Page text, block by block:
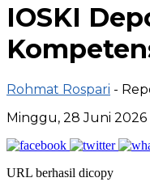
IOSKI
Rohmat Rospari -
Minggu, 28 Juni 2026
URL berhasil dicopy